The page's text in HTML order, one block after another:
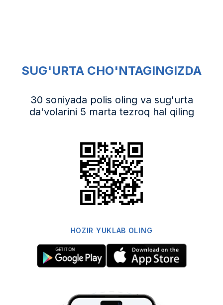
SUG'URTA CHO'NTAGINGIZDA
30 soniyada polis oling va sug'urta
da'volarini 5 marta tezroq hal qiling
HOZIR YUKLAB OLING